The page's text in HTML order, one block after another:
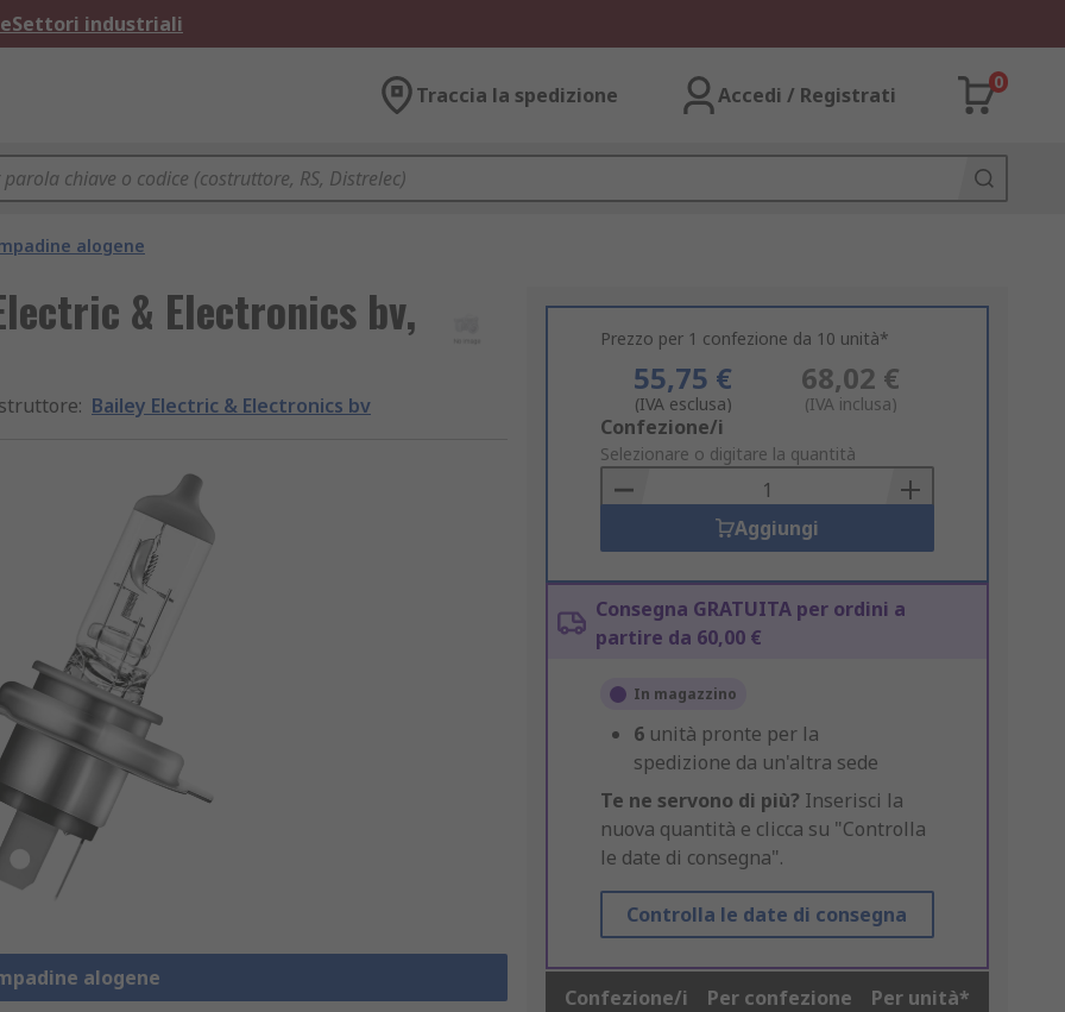
Settori industriali
Traccia la spedizione Accedi / Registrati
0
alogene
& Electronics bv,
: Bailey Electric & Electronics bv
alogene
Prezzo per 1 confezione da 10 unità*
55,75 €
(IVA esclusa)
68,02 €
(IVA inclusa)
Add
to
Basket
Confezione/i
Selezionare o digitare la quantità
Aggiungi
Consegna GRATUITA per ordini a
partire da 60,00 €
In magazzino
6 unità pronte per la
spedizione da un'altra sede
Te ne servono di più? Inserisci la
nuova quantità e clicca su "Controlla
le date di consegna".
Controlla le date di consegna
Confezione/i Per confezione Per unità*